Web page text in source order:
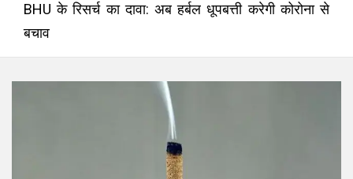
BHU के रिसर्च का दावा: अब हर्बल धूपबत्ती करेगी कोरोना से
बचाव